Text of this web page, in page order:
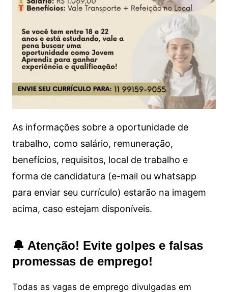
As informações sobre a oportunidade de
trabalho, como salário, remuneração,
benefícios, requisitos, local de trabalho e
forma de candidatura (e-mail ou whatsapp
para enviar seu currículo) estarão na imagem
acima, caso estejam disponíveis.
🔔 Atenção! Evite golpes e falsas
promessas de emprego!
Todas as vagas de emprego divulgadas em